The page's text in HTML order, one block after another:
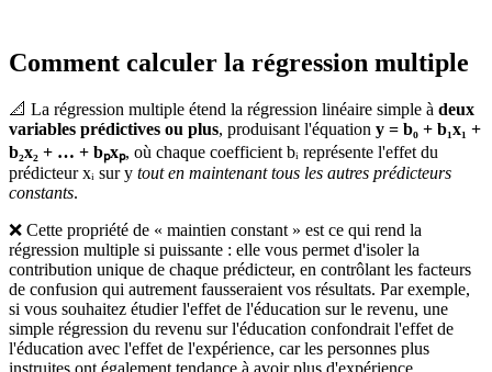
Comment calculer la régression multiple
📐 La régression multiple étend la régression linéaire simple à deux
variables prédictives ou plus, produisant l'équation y = b₀ + b₁x₁ +
b₂x₂ + … + bₚxₚ, où chaque coefficient bᵢ représente l'effet du
prédicteur xᵢ sur y tout en maintenant tous les autres prédicteurs
constants.
❌ Cette propriété de « maintien constant » est ce qui rend la
régression multiple si puissante : elle vous permet d'isoler la
contribution unique de chaque prédicteur, en contrôlant les facteurs
de confusion qui autrement fausseraient vos résultats. Par exemple,
si vous souhaitez étudier l'effet de l'éducation sur le revenu, une
simple régression du revenu sur l'éducation confondrait l'effet de
l'éducation avec l'effet de l'expérience, car les personnes plus
instruites ont également tendance à avoir plus d'expérience.